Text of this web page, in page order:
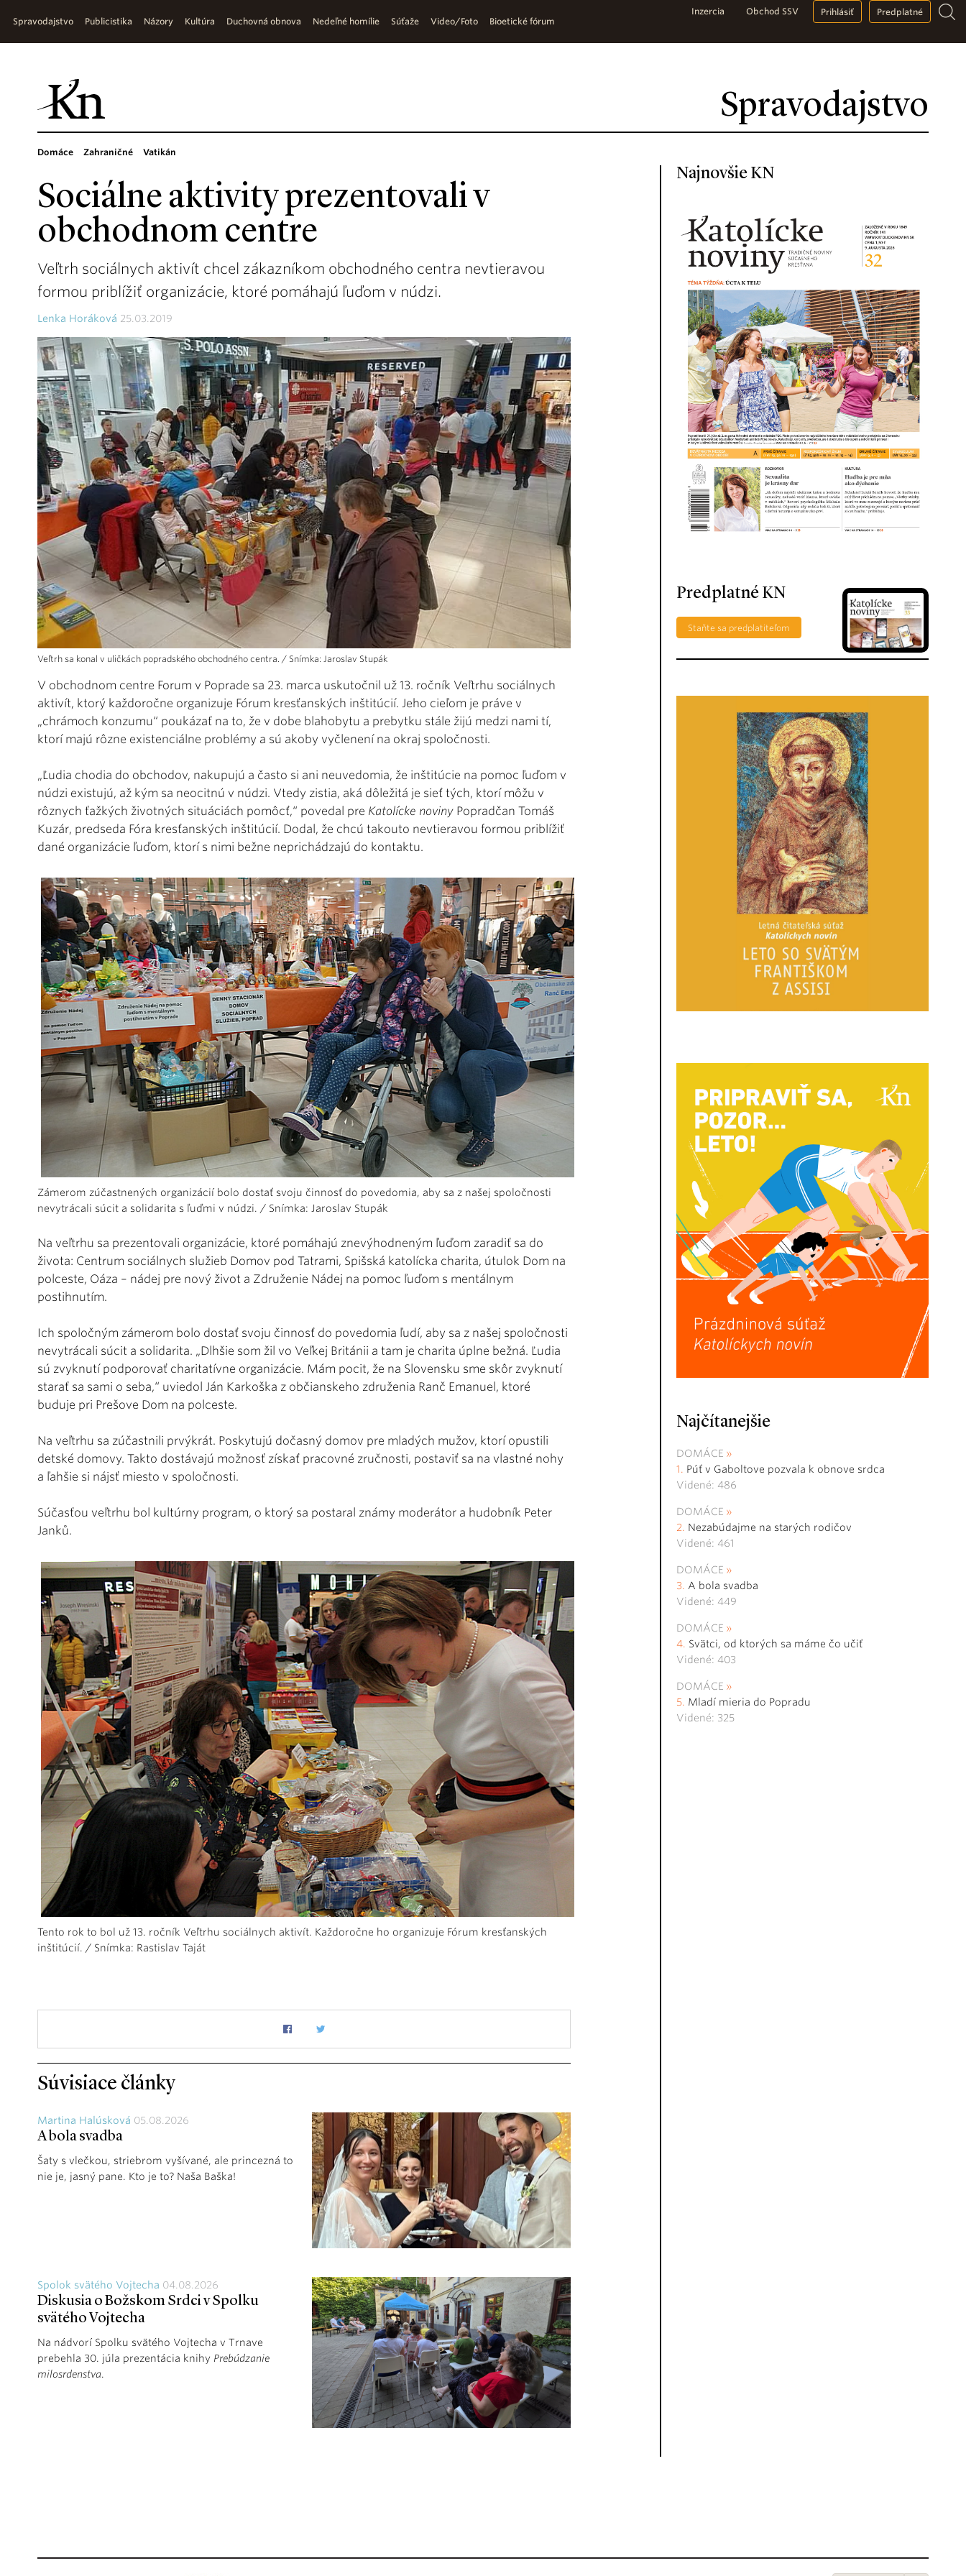
Spravodajstvo
Spravodajstvo Publicistika Názory Kultúra Duchovná obnova Nedeľné homílie Súťaže Video/Foto Bioetické fórum
Inzercia Obchod SSV Prihlásiť Predplatné
Domáce Zahraničné Vatikán
Sociálne aktivity prezentovali v
obchodnom centre
Veľtrh sociálnych aktivít chcel zákazníkom obchodného centra nevtieravou
formou priblížiť organizácie, ktoré pomáhajú ľuďom v núdzi.
Lenka Horáková 25.03.2019
Veľtrh sa konal v uličkách popradského obchodného centra. / Snímka: Jaroslav Stupák
V obchodnom centre Forum v Poprade sa 23. marca uskutočnil už 13. ročník Veľtrhu sociálnych
aktivít, ktorý každoročne organizuje Fórum kresťanských inštitúcií. Jeho cieľom je práve v
„chrámoch konzumu“ poukázať na to, že v dobe blahobytu a prebytku stále žijú medzi nami tí,
ktorí majú rôzne existenciálne problémy a sú akoby vyčlenení na okraj spoločnosti.
„Ľudia chodia do obchodov, nakupujú a často si ani neuvedomia, že inštitúcie na pomoc ľuďom v
núdzi existujú, až kým sa neocitnú v núdzi. Vtedy zistia, aká dôležitá je sieť tých, ktorí môžu v
rôznych ťažkých životných situáciách pomôcť,“ povedal pre Katolícke noviny Popradčan Tomáš
Kuzár, predseda Fóra kresťanských inštitúcií. Dodal, že chcú takouto nevtieravou formou priblížiť
dané organizácie ľuďom, ktorí s nimi bežne neprichádzajú do kontaktu.
Zámerom zúčastnených organizácií bolo dostať svoju činnosť do povedomia, aby sa z našej spoločnosti
nevytrácali súcit a solidarita s ľuďmi v núdzi. / Snímka: Jaroslav Stupák
Na veľtrhu sa prezentovali organizácie, ktoré pomáhajú znevýhodneným ľuďom zaradiť sa do
života: Centrum sociálnych služieb Domov pod Tatrami, Spišská katolícka charita, útulok Dom na
polceste, Oáza – nádej pre nový život a Združenie Nádej na pomoc ľuďom s mentálnym
postihnutím.
Ich spoločným zámerom bolo dostať svoju činnosť do povedomia ľudí, aby sa z našej spoločnosti
nevytrácali súcit a solidarita. „Dlhšie som žil vo Veľkej Británii a tam je charita úplne bežná. Ľudia
sú zvyknutí podporovať charitatívne organizácie. Mám pocit, že na Slovensku sme skôr zvyknutí
starať sa sami o seba,“ uviedol Ján Karkoška z občianskeho združenia Ranč Emanuel, ktoré
buduje pri Prešove Dom na polceste.
Na veľtrhu sa zúčastnili prvýkrát. Poskytujú dočasný domov pre mladých mužov, ktorí opustili
detské domovy. Takto dostávajú možnosť získať pracovné zručnosti, postaviť sa na vlastné nohy
a ľahšie si nájsť miesto v spoločnosti.
Súčasťou veľtrhu bol kultúrny program, o ktorý sa postaral známy moderátor a hudobník Peter
Janků.
Tento rok to bol už 13. ročník Veľtrhu sociálnych aktivít. Každoročne ho organizuje Fórum kresťanských
inštitúcií. / Snímka: Rastislav Taját
Súvisiace články
Martina Halúsková 05.08.2026
A bola svadba
Šaty s vlečkou, striebrom vyšívané, ale princezná to
nie je, jasný pane. Kto je to? Naša Baška!
Spolok svätého Vojtecha 04.08.2026
Diskusia o Božskom Srdci v Spolku
svätého Vojtecha
Na nádvorí Spolku svätého Vojtecha v Trnave
prebehla 30. júla prezentácia knihy Prebúdzanie
milosrdenstva.
Najnovšie KN
Predplatné KN
Staňte sa predplatiteľom
Najčítanejšie
DOMÁCE
Púť v Gaboltove pozvala k obnove srdca
Videné: 486
DOMÁCE
Nezabúdajme na starých rodičov
Videné: 461
DOMÁCE
A bola svadba
Videné: 449
DOMÁCE
Svätci, od ktorých sa máme čo učiť
Videné: 403
DOMÁCE
Mladí mieria do Popradu
Videné: 325